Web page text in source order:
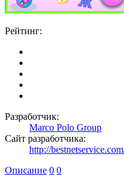
Рейтинг:
Разработчик:
Marco Polo Group
Сайт разработчика:
http://
Описание 0 0